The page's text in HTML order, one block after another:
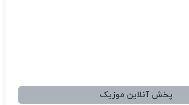
پخش آنلاین موزیک